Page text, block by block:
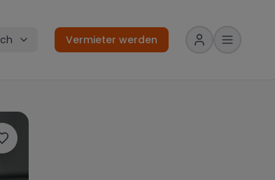
Vermieter werden